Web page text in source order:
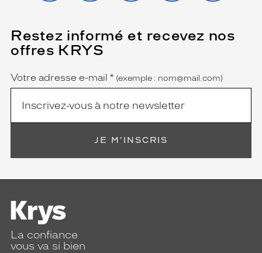
Restez informé et recevez nos
offres KRYS
Name
Votre adresse e-mail *
(Ce
champ
est
obligatoire)
(exemple : nom@mail.com)
JE M'INSCRIS
La confiance
vous va si bien